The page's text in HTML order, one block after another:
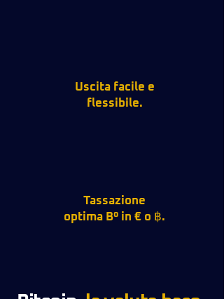
Uscita facile e
flessibile.
Tassazione
optima Bº in € o ฿.